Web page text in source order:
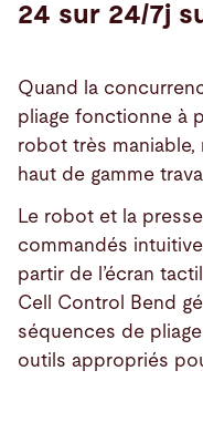
24 sur 24/7j
Quand la
pliage fonctionne à
robot très
haut de gamme
Le robot et la
commandés
partir de l’écran
Cell Control Bend
séquences de
outils appropriés